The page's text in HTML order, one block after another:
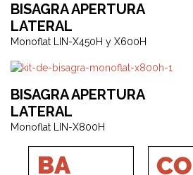
BISAGRA APERTURA
LATERAL
Monoflat LIN-X450H y X600H
BISAGRA APERTURA
LATERAL
Monoflat LIN-X800H